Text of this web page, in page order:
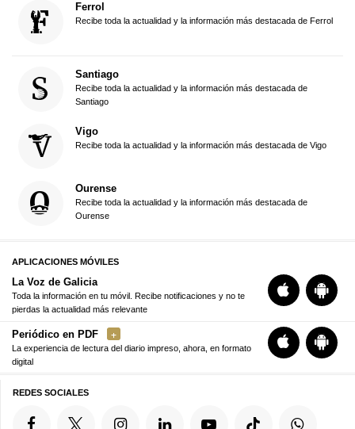
Ferrol
Recibe toda la actualidad y la información más destacada de Ferrol
Santiago
Recibe toda la actualidad y la información más destacada de
Santiago
Vigo
Recibe toda la actualidad y la información más destacada de Vigo
Ourense
Recibe toda la actualidad y la información más destacada de
Ourense
APLICACIONES MÓVILES
La Voz de Galicia
Toda la información en tu móvil. Recibe notificaciones y no te
pierdas la actualidad más relevante
Periódico en PDF
La experiencia de lectura del diario impreso, ahora, en formato
digital
REDES SOCIALES